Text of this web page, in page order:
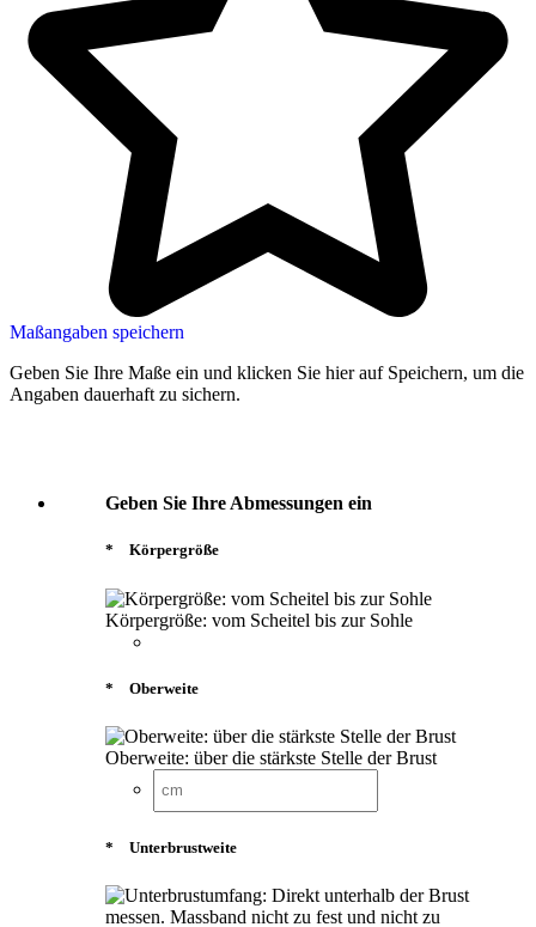
Maßangaben speichern
Geben Sie Ihre Maße ein und klicken Sie hier auf Speichern, um die
Angaben dauerhaft zu sichern.
Geben Sie Ihre Abmessungen ein
* Körpergröße
Körpergröße: vom Scheitel bis zur Sohle
* Oberweite
Oberweite: über die stärkste Stelle der Brust
* Unterbrustweite